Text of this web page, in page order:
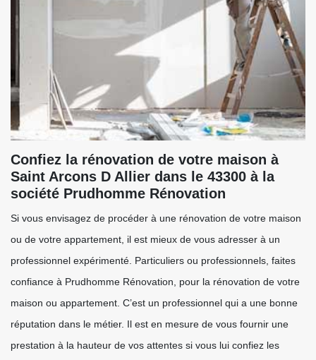
Confiez la rénovation de votre maison à
Saint Arcons D Allier dans le 43300 à la
société Prudhomme Rénovation
Si vous envisagez de procéder à une rénovation de votre maison
ou de votre appartement, il est mieux de vous adresser à un
professionnel expérimenté. Particuliers ou professionnels, faites
confiance à Prudhomme Rénovation, pour la rénovation de votre
maison ou appartement. C’est un professionnel qui a une bonne
réputation dans le métier. Il est en mesure de vous fournir une
prestation à la hauteur de vos attentes si vous lui confiez les